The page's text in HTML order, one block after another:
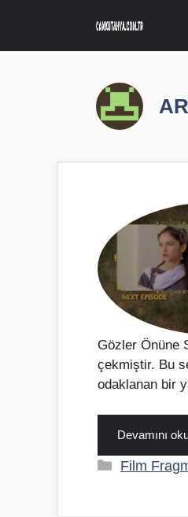
Gözler Önüne
çekmiştir. Bu
odaklanan bir
Devamını
Kategoriler
Film